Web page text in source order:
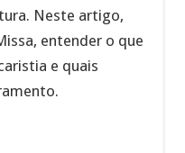
Neste artigo,
entender o que
e quais